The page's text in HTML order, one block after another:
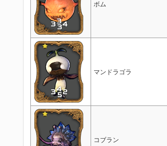
ボム
マンドラゴラ
コブラン